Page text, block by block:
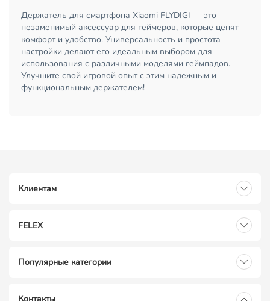
Держатель для смартфона Xiaomi FLYDIGI — это
незаменимый аксессуар для геймеров, которые ценят
комфорт и удобство. Универсальность и простота
настройки делают его идеальным выбором для
использования с различными моделями геймпадов.
Улучшите свой игровой опыт с этим надежным и
функциональным держателем!
Клиентам
FELEX
Популярные категории